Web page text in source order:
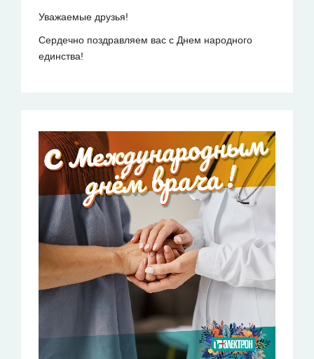
Уважаемые друзья!
Сердечно поздравляем вас с Днем народного
единства!